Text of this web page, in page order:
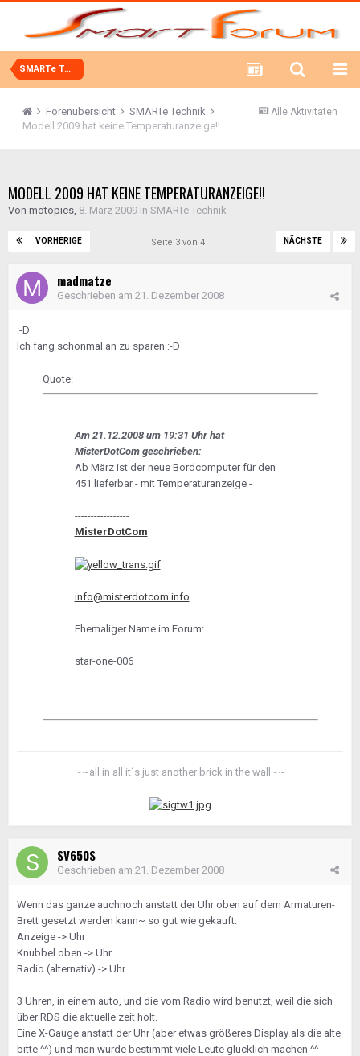
SMARTe Technik
Alle Aktivitäten
Forenübersicht
SMARTe Technik
Modell 2009 hat keine Temperaturanzeige!!
MODELL 2009 HAT KEINE TEMPERATURANZEIGE!!
Von motopics, 8. März 2009 in SMARTe Technik
VORHERIGE NÄCHSTE
Seite 3 von 4
madmatze
Geschrieben am 21. Dezember 2008
:-D
Ich fang schonmal an zu sparen :-D
Quote:
Am 21.12.2008 um 19:31 Uhr hat
MisterDotCom geschrieben:
Ab März ist der neue Bordcomputer für den
451 lieferbar - mit Temperaturanzeige -
-----------------
MisterDotCom
info@misterdotcom.info
Ehemaliger Name im Forum:
star-one-006
~~all in all it´s just another brick in the wall~~
SV650S
Geschrieben am 21. Dezember 2008
Wenn das ganze auchnoch anstatt der Uhr oben auf dem Armaturen-
Brett gesetzt werden kann~ so gut wie gekauft.
Anzeige -> Uhr
Knubbel oben -> Uhr
Radio (alternativ) -> Uhr
3 Uhren, in einem auto, und die vom Radio wird benutzt, weil die sich
über RDS die aktuelle zeit holt.
Eine X-Gauge anstatt der Uhr (aber etwas größeres Display als die alte
bitte ^^) und man würde bestimmt viele Leute glücklich machen ^^